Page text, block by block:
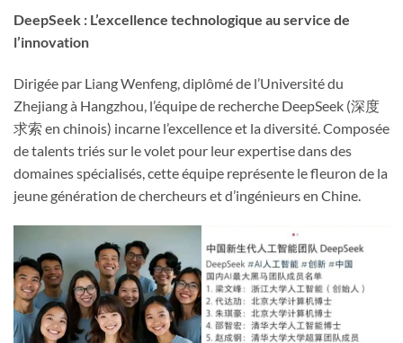
DeepSeek : L’excellence technologique au service de
l’innovation
Dirigée par Liang Wenfeng, diplômé de l’Université du
Zhejiang à Hangzhou, l’équipe de recherche DeepSeek (深度
求索 en chinois) incarne l’excellence et la diversité. Composée
de talents triés sur le volet pour leur expertise dans des
domaines spécialisés, cette équipe représente le fleuron de la
jeune génération de chercheurs et d’ingénieurs en Chine.